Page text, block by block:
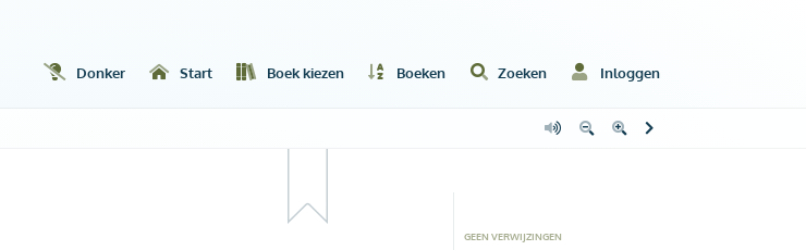
Donker Start Boek kiezen Boeken Zoeken Inloggen
GEEN VERWIJZINGEN